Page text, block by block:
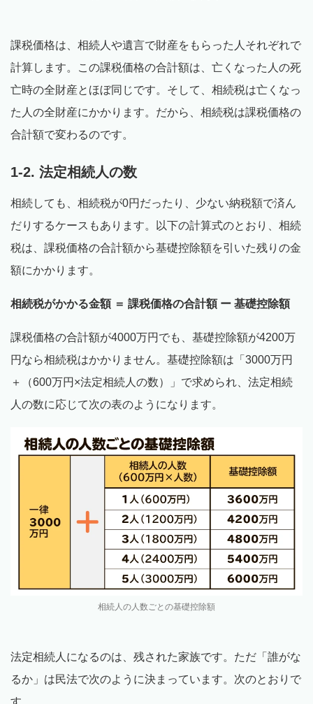
課税価格は、相続人や遺言で財産をもらった人それぞれで
計算します。この課税価格の合計額は、亡くなった人の死
亡時の全財産とほぼ同じです。そして、相続税は亡くなっ
た人の全財産にかかります。だから、相続税は課税価格の
合計額で変わるのです。
1-2. 法定相続人の数
相続しても、相続税が0円だったり、少ない納税額で済ん
だりするケースもあります。以下の計算式のとおり、相続
税は、課税価格の合計額から基礎控除額を引いた残りの金
額にかかります。
相続税がかかる金額 ＝ 課税価格の合計額 ー 基礎控除額
課税価格の合計額が4000万円でも、基礎控除額が4200万
円なら相続税はかかりません。基礎控除額は「3000万円
＋（600万円×法定相続人の数）」で求められ、法定相続
人の数に応じて次の表のようになります。
相続人の人数ごとの基礎控除額
法定相続人になるのは、残された家族です。ただ「誰がな
るか」は民法で次のように決まっています。次のとおりで